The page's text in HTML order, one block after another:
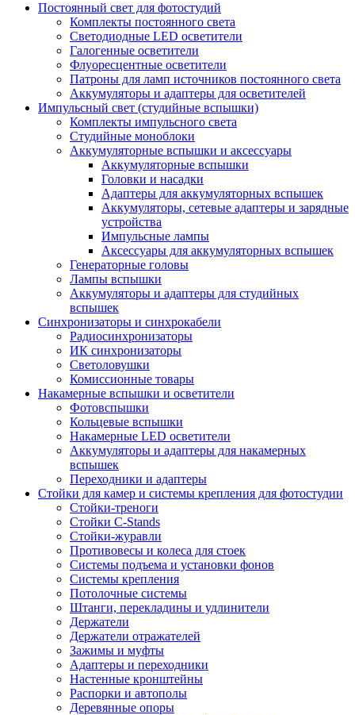
Постоянный свет для фотостудий
Комплекты постоянного света
Светодиодные LED осветители
Галогенные осветители
Флуоресцентные осветители
Патроны для ламп источников постоянного света
Аккумуляторы и адаптеры для осветителей
Импульсный свет (студийные вспышки)
Комплекты импульсного света
Студийные моноблоки
Аккумуляторные вспышки и аксессуары
Аккумуляторные вспышки
Головки и насадки
Адаптеры для аккумуляторных вспышек
Аккумуляторы, сетевые адаптеры и зарядные
устройства
Импульсные лампы
Аксессуары для аккумуляторных вспышек
Генераторные головы
Лампы вспышки
Аккумуляторы и адаптеры для студийных
вспышек
Синхронизаторы и синхрокабели
Радиосинхронизаторы
ИК синхронизаторы
Светоловушки
Комиссионные товары
Накамерные вспышки и осветители
Фотовспышки
Кольцевые вспышки
Накамерные LED осветители
Аккумуляторы и адаптеры для накамерных
вспышек
Переходники и адаптеры
Стойки для камер и системы крепления для фотостудии
Стойки-треноги
Стойки C-Stands
Стойки-журавли
Противовесы и колеса для стоек
Системы подъема и установки фонов
Системы крепления
Потолочные системы
Штанги, перекладины и удлинители
Держатели
Держатели отражателей
Зажимы и муфты
Адаптеры и переходники
Настенные кронштейны
Распорки и автополы
Деревянные опоры